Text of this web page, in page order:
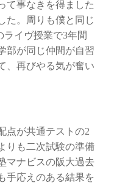
て事なきを得ました
た。周りも僕と同じ
イヴ授業で3年間
部が同じ仲間が自習
、再びやる気が奮い
点が共通テストの2
りも二次試験の準備
マナビスの阪大過去
手応えのある結果を